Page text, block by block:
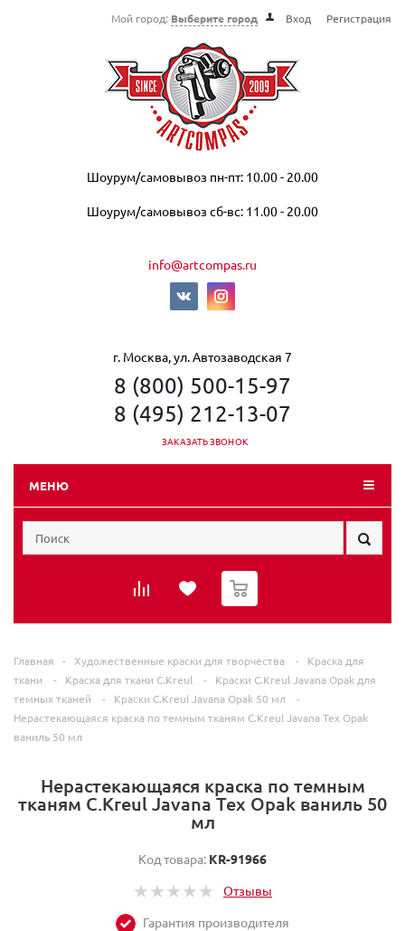
Мой город: Выберите город Вход Регистрация
Шоурум/самовывоз пн-пт: 10.00 - 20.00
Шоурум/самовывоз сб-вс: 11.00 - 20.00
info@artcompas.ru
г. Москва, ул. Автозаводская 7
8 (800) 500-15-97
8 (495) 212-13-07
ЗАКАЗАТЬ ЗВОНОК
МЕНЮ
0
Главная - Художественные краски для творчества -
Краска для
ткани
- Краска для ткани C.Kreul -
Краски C.Kreul Javana Opak для
темных тканей
- Краски C.Kreul Javana Opak 50 мл
-
Нерастекающаяся краска по темным тканям C.Kreul Javana Tex Opak
ваниль 50 мл
Нерастекающаяся краска по темным
тканям C.Kreul Javana Tex Opak ваниль 50
мл
Код товара: KR-91966
Отзывы
Гарантия производителя